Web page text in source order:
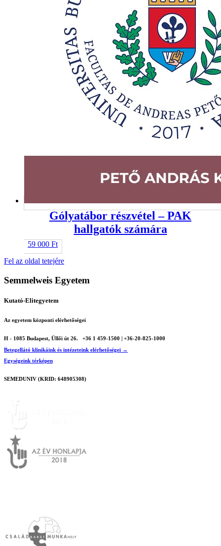
Gólyatábor részvétel – PAK
hallgatók számára
59 000 Ft
Fel az oldal tetejére
Semmelweis Egyetem
Kutató-Elitegyetem
Az egyetem központi elérhetőségei
H - 1085 Budapest, Üllői út 26.
+36 1 459-1500 | +36-20-825-1000
Betegellátó klinikáink és intézeteink elérhetőségei →
Egységeink térképen
SEMEDUNIV (KRID: 648905308)